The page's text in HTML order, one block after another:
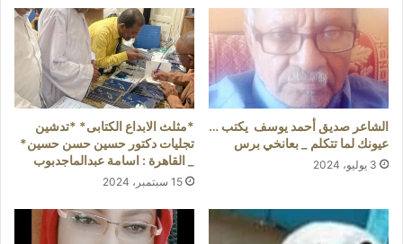
الشاعر صديق أحمد يوسف يكتب …
عيونك لما تتكلم _ بعانخي برس
3 يوليو، 2024
*مثلث الابداع الكتابى* *تدشين
تجليات دكتور حسين حسن حسين*
_ القاهرة : اسامة عبدالماجدبوب
15 سبتمبر، 2024